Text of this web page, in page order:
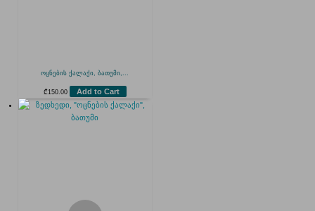
ოცნების ქალაქი, ბათუმი,...
₾ 150.00 Add to Cart